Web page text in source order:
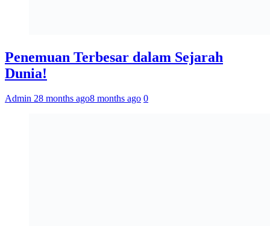
Penemuan Terbesar dalam Sejarah
Dunia!
Admin 28 months ago8 months ago 0